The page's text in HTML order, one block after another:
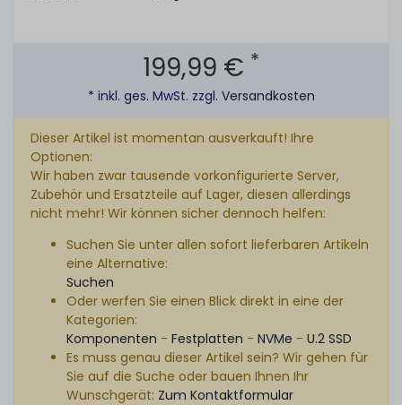
199,99 € *
* inkl. ges. MwSt. zzgl. Versandkosten
Dieser Artikel ist momentan ausverkauft! Ihre
Optionen:
Wir haben zwar tausende vorkonfigurierte Server,
Zubehör und Ersatzteile auf Lager, diesen allerdings
nicht mehr! Wir können sicher dennoch helfen:
Suchen Sie unter allen sofort lieferbaren Artikeln
eine Alternative:
Suchen
Oder werfen Sie einen Blick direkt in eine der
Kategorien:
Komponenten - Festplatten - NVMe - U.2 SSD
Es muss genau dieser Artikel sein? Wir gehen für
Sie auf die Suche oder bauen Ihnen Ihr
Wunschgerät: Zum Kontaktformular